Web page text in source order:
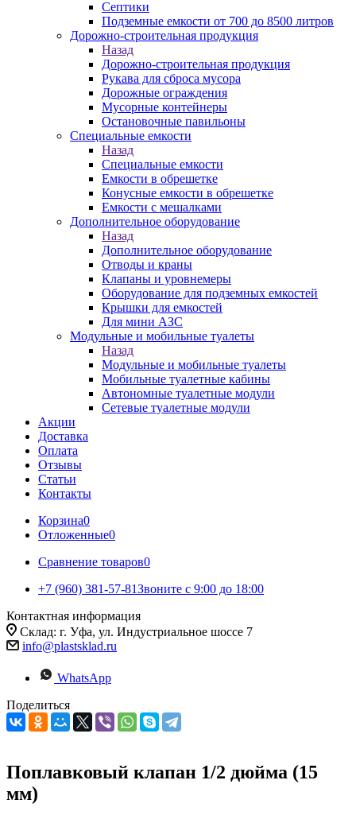
Септики
Подземные емкости от 700 до 8500 литров
Дорожно-строительная продукция
Назад
Дорожно-строительная продукция
Рукава для сброса мусора
Дорожные ограждения
Мусорные контейнеры
Остановочные павильоны
Специальные емкости
Назад
Специальные емкости
Емкости в обрешетке
Конусные емкости в обрешетке
Емкости с мешалками
Дополнительное оборудование
Назад
Дополнительное оборудование
Отводы и краны
Клапаны и уровнемеры
Оборудование для подземных емкостей
Крышки для емкостей
Для мини АЗС
Модульные и мобильные туалеты
Назад
Модульные и мобильные туалеты
Мобильные туалетные кабины
Автономные туалетные модули
Сетевые туалетные модули
Акции
Доставка
Оплата
Отзывы
Статьи
Контакты
Корзина0
Отложенные0
Сравнение товаров0
+7 (960) 381-57-81Звоните с 9:00 до 18:00
Контактная информация
Склад: г. Уфа, ул. Индустриальное шоссе 7
info@plastsklad.ru
WhatsApp
Поделиться
Поплавковый клапан 1/2 дюйма (15
мм)